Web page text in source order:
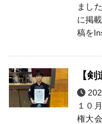
まし
に掲
稿を
【
１０
権大